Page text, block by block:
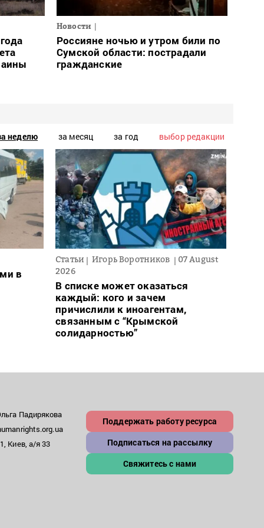
Новости
Россияне ночью и утром били по
Сумской области: пострадали
гражданские
неделю за месяц за год выбор редакции
в
Статьи Игорь Воротников
07 August
2026
В списке может оказаться
каждый: кого и зачем
причислили к иноагентам,
связанным с “Крымской
солидарностью”
Падирякова
Киев, а/я 33
Поддержать работу ресурса
Подписаться на рассылку
Свяжитесь с нами